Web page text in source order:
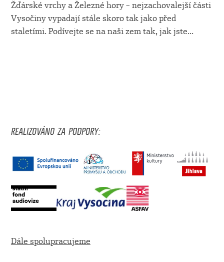
Žďárské vrchy a Železné hory – nejzachovalejší části
Vysočiny vypadají stále skoro tak jako před
staletími. Podívejte se na naši zem tak, jak jste...
REALIZOVÁNO ZA PODPORY:
Dále spolupracujeme